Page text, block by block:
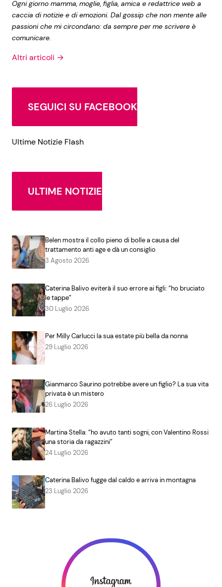
Ogni giorno mamma, moglie, figlia, amica e redattrice web a
caccia di notizie e di emozioni. Dal gossip che non mente alle
passioni che mi circondano: da sempre per me scrivere è
comunicare.
Altri articoli →
SEGUICI SU FACEBOOK
Ultime Notizie Flash
ULTIME NOTIZIE
Belen mostra il collo pieno di bolle a causa del
trattamento anti age e dà un consiglio
3 Agosto 2026
Caterina Balivo eviterà il suo errore ai figli: “ho bruciato
le tappe”
30 Luglio 2026
Per Milly Carlucci la sua estate più bella da nonna
29 Luglio 2026
Gianmarco Saurino potrebbe avere un figlio? La sua vita
privata è un mistero
26 Luglio 2026
Martina Stella: “ho avuto tanti sogni, con Valentino Rossi
una storia da ragazzini”
24 Luglio 2026
Caterina Balivo fugge dal caldo e arriva in montagna
23 Luglio 2026